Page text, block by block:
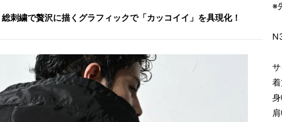
刺繍で贅沢に描くグラフィックで「カッコイイ」を具現化！
※
サ